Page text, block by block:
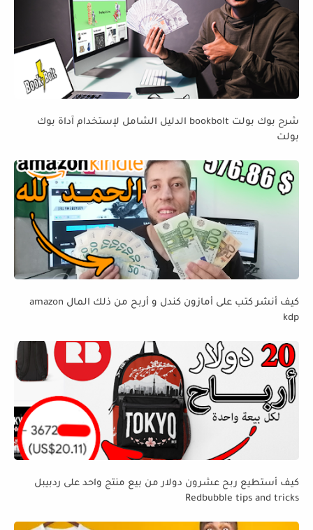
شرح بوك بولت bookbolt الدليل الشامل لإستخدام آداة بوك
بولت
كيف أنشر كتب على أمازون كندل و أربح من ذلك المال amazon
kdp
كيف أستطيع ربح عشرون دولار من بيع منتج واحد على ردبيبل
Redbubble tips and tricks